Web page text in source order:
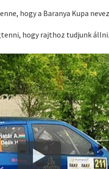
hogy a Baranya Kupa
hogy rajthoz tudjunk állni.